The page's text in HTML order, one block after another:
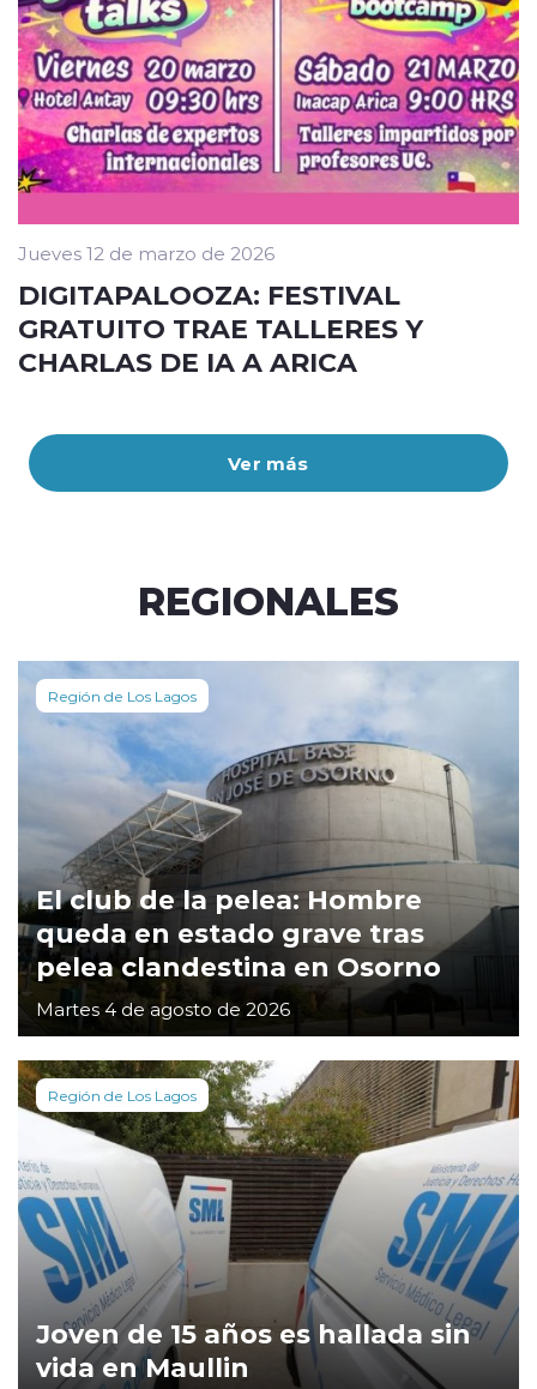
Ver más
Jueves 12 de marzo de 2026
DIGITAPALOOZA: FESTIVAL
GRATUITO TRAE TALLERES Y
CHARLAS DE IA A ARICA
REGIONALES
Región de Los Lagos
El club de la pelea: Hombre
queda en estado grave tras
pelea clandestina en Osorno
Martes 4 de agosto de 2026
Región de Los Lagos
Joven de 15 años es hallada sin
vida en Maullin